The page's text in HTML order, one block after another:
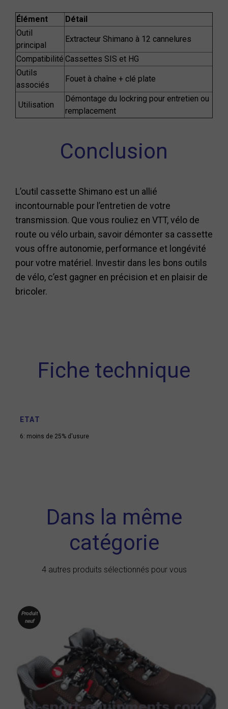
Élément
Détail
Outil
principal
Extracteur Shimano à 12 cannelures
Compatibilité Cassettes SIS et HG
Outils
associés
Fouet à chaîne + clé plate
Utilisation
Démontage du lockring pour entretien ou
remplacement
Conclusion
L’outil cassette Shimano est un allié
incontournable pour l’entretien de votre
transmission. Que vous rouliez en VTT, vélo de
route ou vélo urbain, savoir démonter sa cassette
vous offre autonomie, performance et longévité
pour votre matériel. Investir dans les bons outils
de vélo, c’est gagner en précision et en plaisir de
bricoler.
Fiche technique
ETAT
6: moins de 25% d'usure
Dans la même
catégorie
4 autres produits sélectionnés pour vous
Produit
neuf